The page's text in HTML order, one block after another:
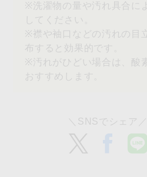
※洗濯物の量や汚れ具合に
してください。
※襟や袖口などの汚れの目
布すると効果的です。
※汚れがひどい場合は、酸
おすすめします。